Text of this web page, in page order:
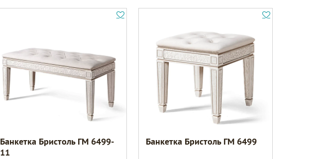
Банкетка Бристоль ГМ 6499-
11
Банкетка Бристоль ГМ 6499